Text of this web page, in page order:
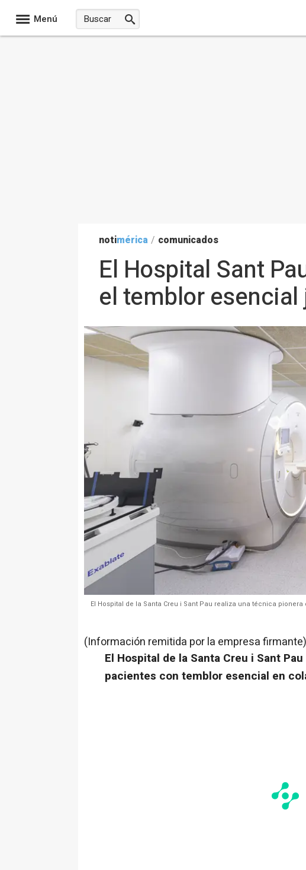
Menú
notimérica / comunicados
El Hospital Sant
el temblor
El Hospital de la Santa Creu i Sant Pau realiza una técnica
(Información remitida por la empresa firmante)
El Hospital de la Santa Creu i Sant
pacientes con temblor esencial en